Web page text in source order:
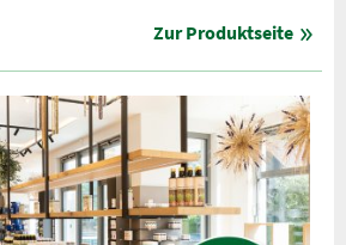
Zur Produktseite